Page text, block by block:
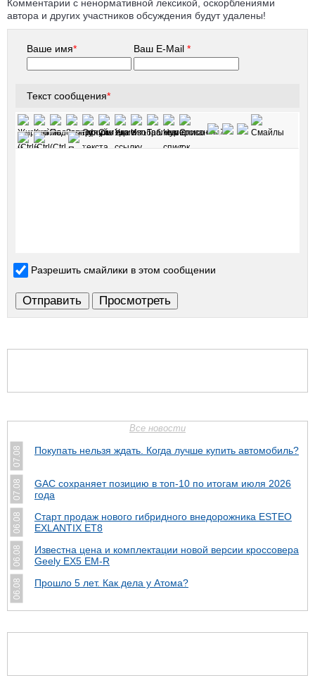
Комментарии с ненормативной лексикой, оскорблениями
автора и других участников обсуждения будут удалены!
Ваше имя* Ваш E-Mail*
Текст сообщения*
Разрешить смайлики в этом сообщении
Все новости
07.08 Покупать нельзя ждать. Когда лучше купить автомобиль?
07.08
GAC сохраняет позицию в топ-10 по итогам июля 2026
года
06.08
Старт продаж нового гибридного внедорожника ESTEO
EXLANTIX ET8
06.08
Известна цена и комплектации новой версии кроссовера
Geely EX5 EM-R
06.08 Прошло 5 лет. Как дела у Атома?